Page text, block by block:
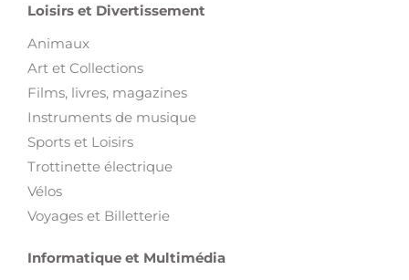
Loisirs et Divertissement
Animaux
Art et Collections
Films, livres, magazines
Instruments de musique
Sports et Loisirs
Trottinette électrique
Vélos
Voyages et Billetterie
Informatique et Multimédia